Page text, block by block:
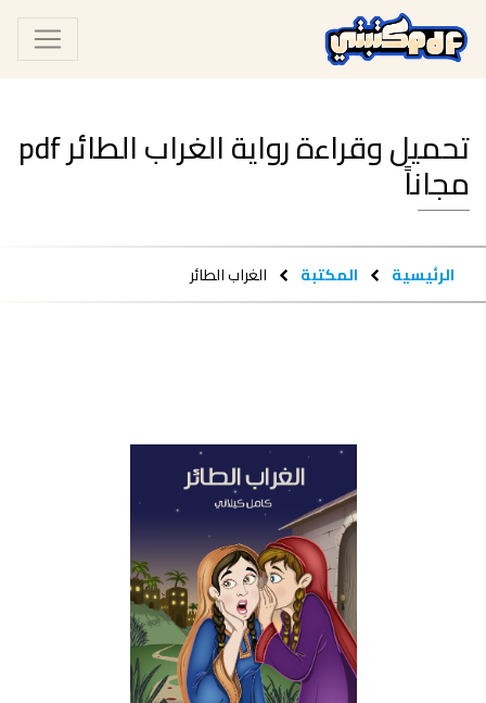
تحميل وقراءة رواية الغراب الطائر pdf
مجاناً
الرئيسية المكتبة الغراب الطائر